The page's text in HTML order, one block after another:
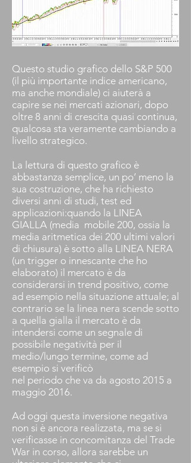
Questo studio grafico dello S&P 500
(il più importante indice americano,
ma anche mondiale) ci aiuterà a
capire se nei mercati azionari, dopo
oltre 8 anni di crescita quasi continua,
qualcosa sta veramente cambiando a
livello strategico.
La lettura di questo grafico è
abbastanza semplice, un po’ meno la
sua costruzione, che ha richiesto
diversi anni di studi, test ed
applicazioni:quando la LINEA
GIALLA (media mobile 200, ossia la
media aritmetica dei 200 ultimi valori
di chiusura) è sotto alla LINEA NERA
(un trigger o innescante che ho
elaborato) il mercato è da
considerarsi in trend positivo, come
ad esempio nella situazione attuale; al
contrario se la linea nera scende sotto
a quella gialla il mercato è da
intendersi come un segnale di
possibile negatività per il
medio/lungo termine, come ad
esempio si verificò
nel periodo che va da agosto 2015 a
maggio 2016.
Ad oggi questa inversione negativa
non si è ancora realizzata, ma se si
verificasse in concomitanza del Trade
War in corso, allora sarebbe un